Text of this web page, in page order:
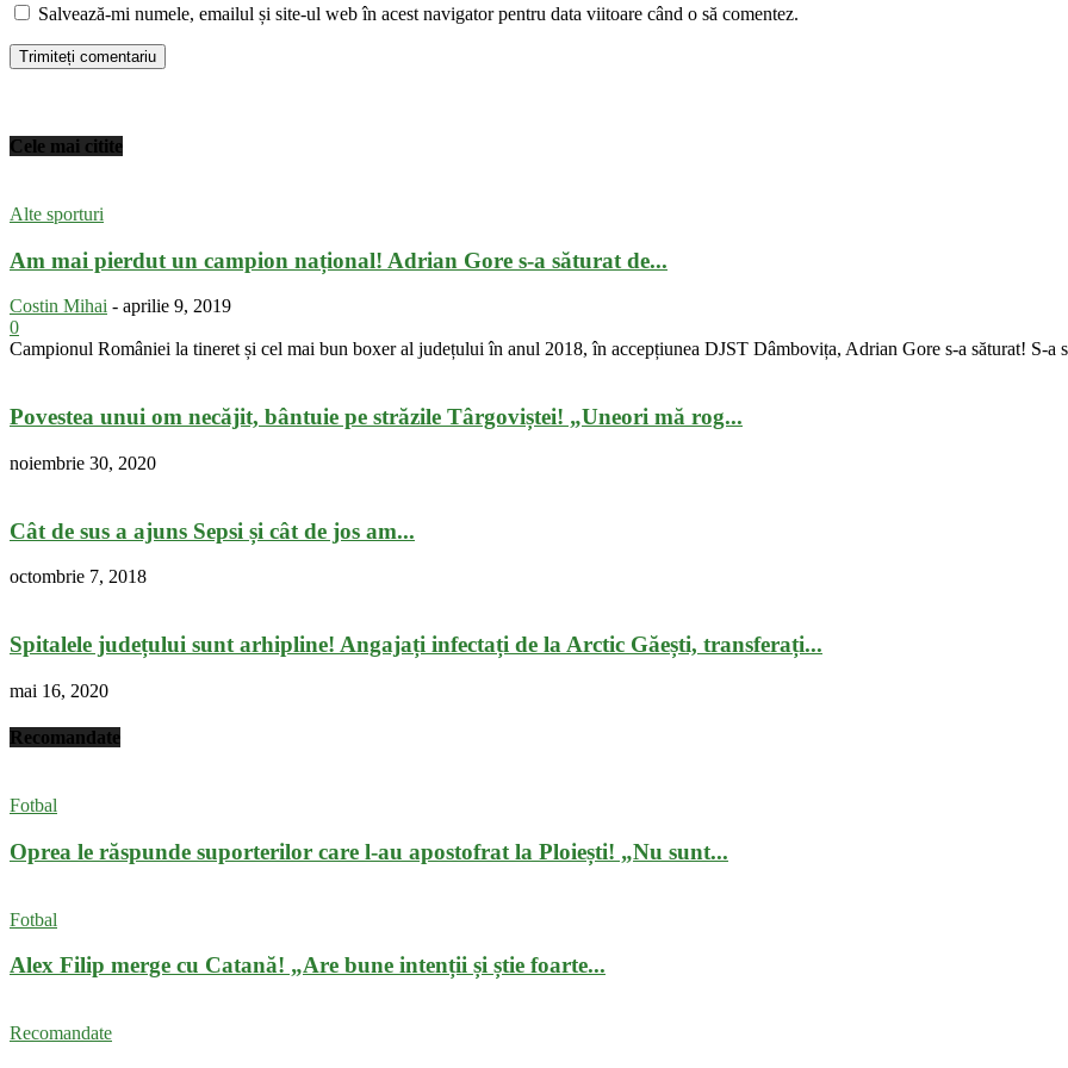
Salvează-mi numele, emailul și site-ul web în acest navigator pentru data viitoare când o să comentez.
Cele mai citite
Alte sporturi
Am mai pierdut un campion național! Adrian Gore s-a săturat de...
Costin Mihai - aprilie 9, 2019
0
Campionul României la tineret și cel mai bun boxer al județului în anul 2018, în accepțiunea DJST Dâmbovița, Adrian Gore s-a săturat! S-a
Povestea unui om necăjit, bântuie pe străzile Târgoviștei! „Uneori mă rog...
noiembrie 30, 2020
Cât de sus a ajuns Sepsi și cât de jos am...
octombrie 7, 2018
Spitalele județului sunt arhipline! Angajați infectați de la Arctic Găești, transferați...
mai 16, 2020
Recomandate
Fotbal
Oprea le răspunde suporterilor care l-au apostofrat la Ploiești! „Nu sunt...
Fotbal
Alex Filip merge cu Catană! „Are bune intenții și știe foarte...
Recomandate